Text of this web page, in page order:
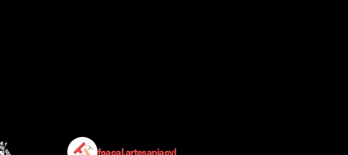
foacal.artesaniacyl